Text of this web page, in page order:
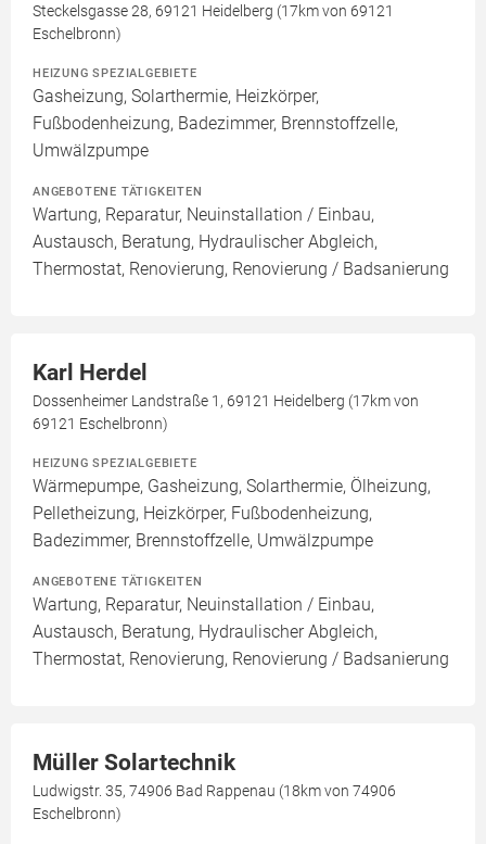
Steckelsgasse 28, 69121 Heidelberg (17km von 69121
Eschelbronn)
HEIZUNG SPEZIALGEBIETE
Gasheizung, Solarthermie, Heizkörper,
Fußbodenheizung, Badezimmer, Brennstoffzelle,
Umwälzpumpe
ANGEBOTENE TÄTIGKEITEN
Wartung, Reparatur, Neuinstallation / Einbau,
Austausch, Beratung, Hydraulischer Abgleich,
Thermostat, Renovierung, Renovierung / Badsanierung
Karl Herdel
Dossenheimer Landstraße 1, 69121 Heidelberg (17km von
69121 Eschelbronn)
HEIZUNG SPEZIALGEBIETE
Wärmepumpe, Gasheizung, Solarthermie, Ölheizung,
Pelletheizung, Heizkörper, Fußbodenheizung,
Badezimmer, Brennstoffzelle, Umwälzpumpe
ANGEBOTENE TÄTIGKEITEN
Wartung, Reparatur, Neuinstallation / Einbau,
Austausch, Beratung, Hydraulischer Abgleich,
Thermostat, Renovierung, Renovierung / Badsanierung
Müller Solartechnik
Ludwigstr. 35, 74906 Bad Rappenau (18km von 74906
Eschelbronn)